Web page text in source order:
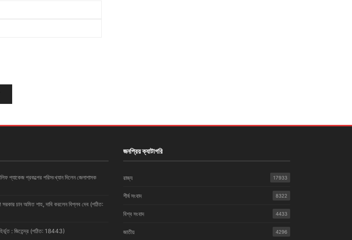
প্যাকেজ প্রকল্পের পরিসংখ্যান দিলেন জেলাশাসক
সরকার চান অমিত শাহ, দাবি করলেন বিপ্লব দেব (পঠিত:
: জিতেন্দ্র (পঠিত: 18443)
জনপ্রিয় ক্যাটাগরি
রাজ্য 17933
শীর্ষ সংবাদ 8322
বিশ্ব সংবাদ 4433
জাতীয় 4296